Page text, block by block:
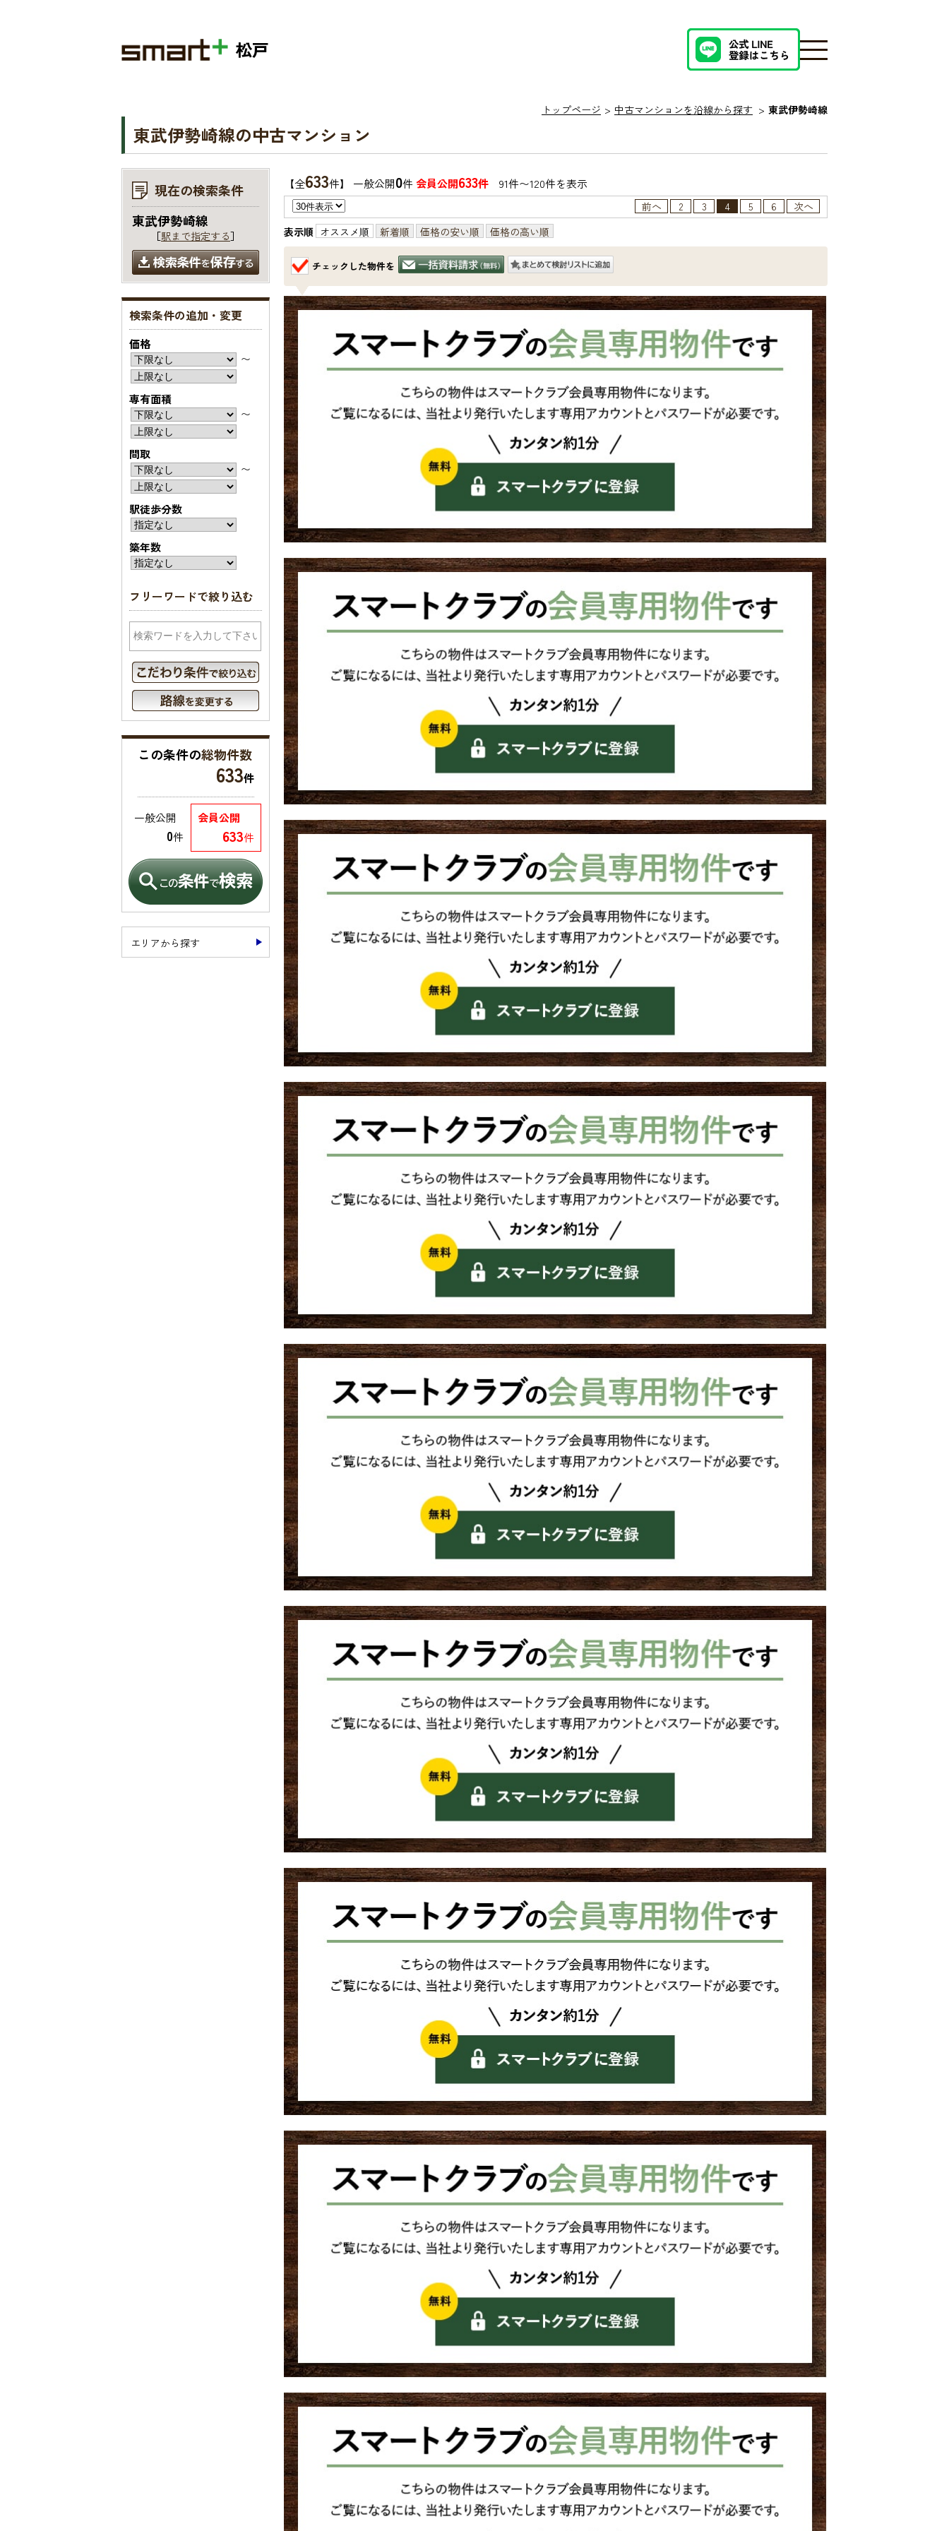
松戸
トップページ 中古マンションを沿線から探す 東武伊勢崎線
東武伊勢崎線の中古マンション
【全633件】 一般公開0件会員公開633件 91件〜120件を表示
前へ 2 3 4 5 6
次へ
表示順 オススメ順 新着順 価格の安い順 価格の高い順
チェックした物件を
現在の検索条件
東武伊勢崎線
［駅まで指定する］
検索条件の追加・変更
価格
〜
専有面積
〜
間取
〜
駅徒歩分数
築年数
フリーワードで絞り込む
この条件の総物件数
633件
会員公開
633件
一般公開
0件
エリアから探す